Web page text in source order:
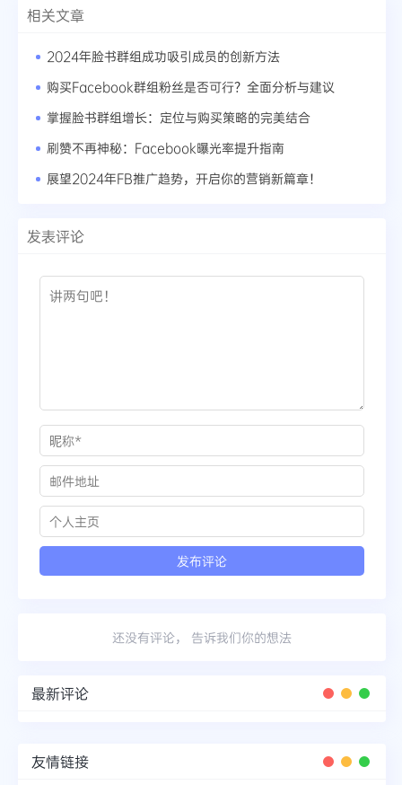
相关文章
2024年脸书群组成功吸引成员的创新方法
购买Facebook群组粉丝是否可行？全面分析与建议
掌握脸书群组增长：定位与购买策略的完美结合
刷赞不再神秘：Facebook曝光率提升指南
展望2024年FB推广趋势，开启你的营销新篇章！
发表评论
还没有评论， 告诉我们你的想法
最新评论
友情链接